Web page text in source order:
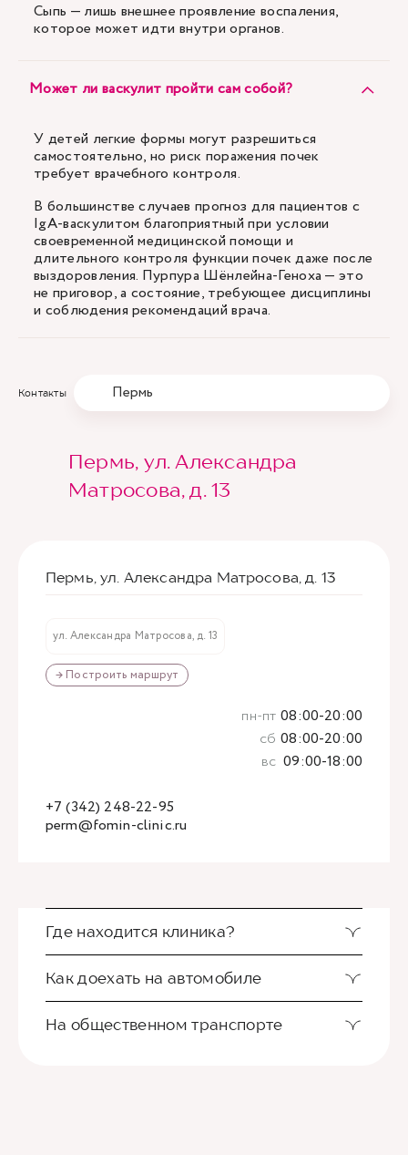
Сыпь — лишь внешнее проявление воспаления,
которое может идти внутри органов.
Может ли васкулит пройти сам собой?
У детей легкие формы могут разрешиться
самостоятельно, но риск поражения почек
требует врачебного контроля.
В большинстве случаев прогноз для пациентов с
IgA-васкулитом благоприятный при условии
своевременной медицинской помощи и
длительного контроля функции почек даже после
выздоровления. Пурпура Шёнлейна-Геноха — это
не приговор, а состояние, требующее дисциплины
и соблюдения рекомендаций врача.
Контакты Пермь
Пермь, ул. Александра
Матросова, д. 13
Пермь, ул. Александра Матросова, д. 13
ул. Александра Матросова, д. 13
→ Построить маршрут
perm@fomin-clinic.ru
+7 (342) 248-22-95
пн-пт 08:00-20:00
сб 08:00-20:00
вс 09:00-18:00
Где находится клиника?
Как доехать на автомобиле
На общественном транспорте